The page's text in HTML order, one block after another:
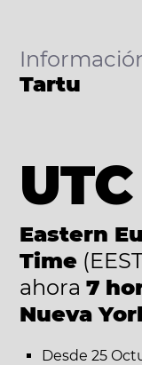
Tartu
Eastern
Time
ahora 7
Nueva
Desde 25